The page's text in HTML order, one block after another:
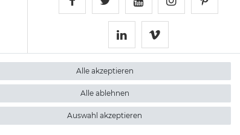
Schnellversand auf
Schnellversand auf
Schnellversand
Schnellversand auf
Alle akzeptieren
Alle ablehnen
Auswahl akzeptieren